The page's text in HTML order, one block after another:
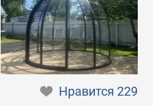
Нравится229